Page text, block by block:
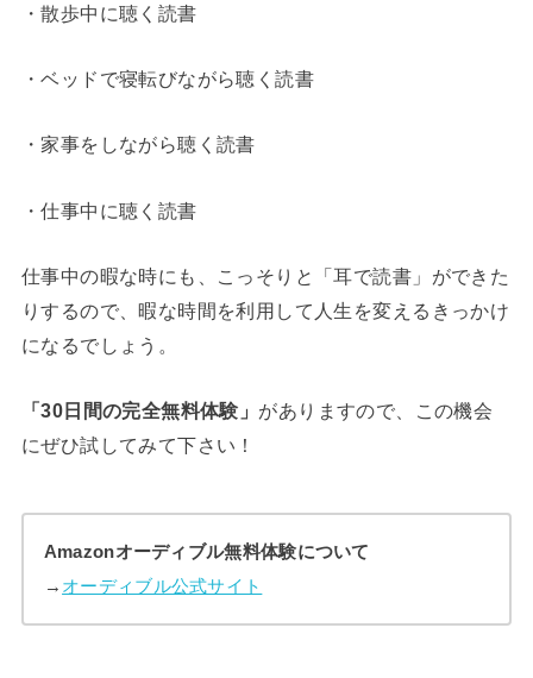
・散歩中に聴く読書
・ベッドで寝転びながら聴く読書
・家事をしながら聴く読書
・仕事中に聴く読書
仕事中の暇な時にも、こっそりと「耳で読書」ができた
りするので、暇な時間を利用して人生を変えるきっかけ
になるでしょう。
「30日間の完全無料体験」 がありますので、この機会
にぜひ試してみて下さい！
Amazonオーディブル無料体験について
→ オーディブル公式サイト